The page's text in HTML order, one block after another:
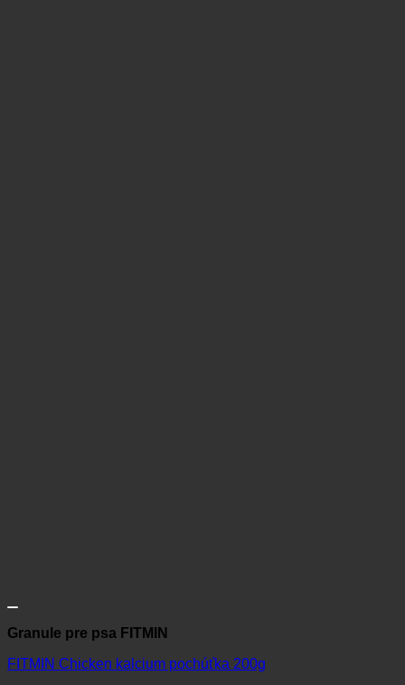
Granule pre psa FITMIN
FITMIN Chicken kalcium pochúťka 200g